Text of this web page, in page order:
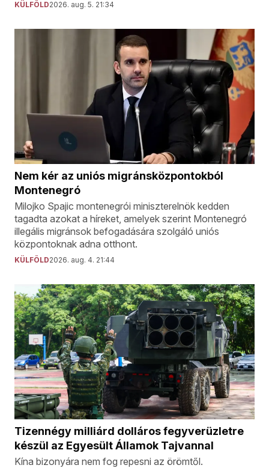
KÜLFÖLD2026. aug. 5. 21:34
Nem kér az uniós migránsközpontokból
Montenegró
Milojko Spajic montenegrói miniszterelnök kedden
tagadta azokat a híreket, amelyek szerint Montenegró
illegális migránsok befogadására szolgáló uniós
központoknak adna otthont.
KÜLFÖLD2026. aug. 4. 21:44
Tizennégy milliárd dolláros fegyverüzletre
készül az Egyesült Államok Tajvannal
Kína bizonyára nem fog repesni az örömtől.